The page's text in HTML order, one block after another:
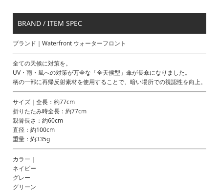
BRAND / ITEM SPEC
ブランド｜Waterfront ウォーターフロント
全ての天候に対策を。
UV・雨・風への対策が万全な「全天候型」傘が長傘になりました。
柄の一部に再帰反射素材を使用することで、暗い場所での視認性を向上。
サイズ｜全長：約77cm
折りたたみ時全長：約77cm
親骨長さ：約60cm
直径：約100cm
重量：約335g
カラー｜
ネイビー
グレー
グリーン